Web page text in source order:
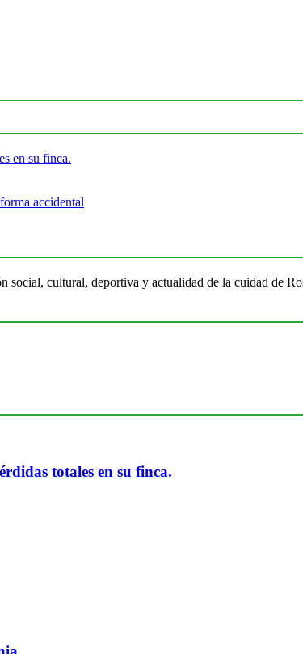
en su finca.
accidental
cultural, deportiva y actualidad de la cuidad de
totales en su finca.